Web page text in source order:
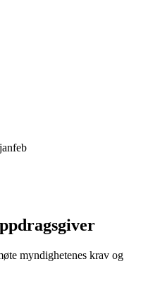
janfeb
myndighetenes krav og